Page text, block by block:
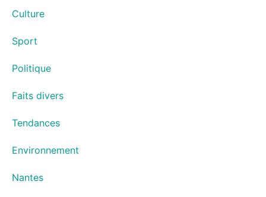
Culture
Sport
Politique
Faits divers
Tendances
Environnement
Nantes